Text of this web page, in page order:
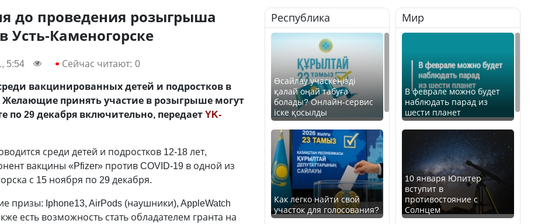
до проведения розыгрыша
Усть-Каменогорске
5:54 Сейчас читают: 0
вакцинированных детей и подростков в
Желающие принять участие в розыгрыше могут
по 29 декабря включительно, передаетYK-
среди детей и подростков 12-18 лет,
вакцины «Pfizer» против COVID-19 в одной из
с 15 ноября по 29 декабря.
призы: Iphone13, AirPods (наушники), AppleWatch
есть возможность стать обладателем гранта на
Республика
Өсайлау учаскеңізді
қалай оңай табуға
болады? Онлайн-сервис
іске қосылды
Как легко найти свой
участок для голосования?
Мир
В феврале можно будет
наблюдать парад из
шести планет
10 января Юпитер
вступит в
противостояние с
Солнцем